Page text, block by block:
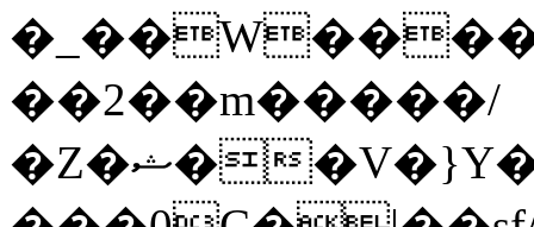
��2��m�����/
�Z�ޝ��V�}Y�I�ծ�O�����S��]z��w��7�޷�����h���u��7w.ϻ���8X��ͮ�����W�dm�Jߜ��q/>?